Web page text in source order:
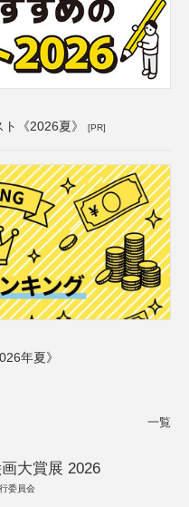
《2026夏》 [PR]
年夏》
一覧
大賞展 2026
委員会